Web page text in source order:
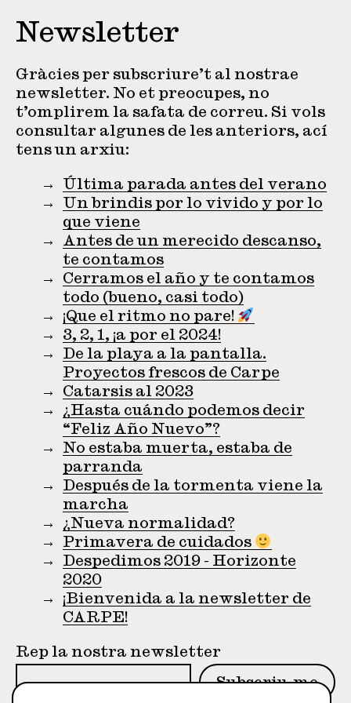
Newsletter
Gràcies per subscriure’t al nostrae
newsletter. No et preocupes, no
t’omplirem la safata de correu. Si vols
consultar algunes de les anteriors, ací
tens un arxiu:
Última parada antes del verano
Un brindis por lo vivido y por lo
que viene
Antes de un merecido descanso,
te contamos
Cerramos el año y te contamos
todo (bueno, casi todo)
¡Que el ritmo no pare!
3, 2, 1, ¡a por el 2024!
De la playa a la pantalla.
Proyectos frescos de Carpe
Catarsis al 2023
¿Hasta cuándo podemos decir
“Feliz Año Nuevo”?
No estaba muerta, estaba de
parranda
Después de la tormenta viene la
marcha
¿Nueva normalidad?
Primavera de cuidados
Despedimos 2019 - Horizonte
2020
¡Bienvenida a la newsletter de
CARPE!
Rep la nostra newsletter